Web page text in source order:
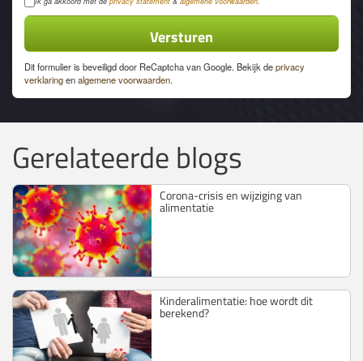
Privacyverklaring
Dit formulier is beveiligd door ReCaptcha van Google. Bekijk deprivacy
verklaringenalgemene voorwaarden.
Gerelateerde blogs
Corona-crisis en wijziging van
alimentatie
Kinderalimentatie: hoe wordt dit
berekend?